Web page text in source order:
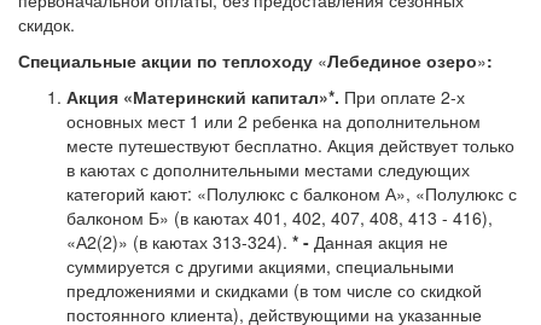
скидок.
Специальные акции по теплоходу «Лебединое озеро»:
Акция «Материнский капитал»*. При оплате 2-х
основных мест 1 или 2 ребенка на дополнительном
месте путешествуют бесплатно. Акция действует только
в каютах с дополнительными местами следующих
категорий кают: «Полулюкс с балконом А», «Полулюкс с
балконом Б» (в каютах 401, 402, 407, 408, 413 - 416),
«А2(2)» (в каютах 313-324). * - Данная акция не
суммируется с другими акциями, специальными
предложениями и скидками (в том числе со скидкой
постоянного клиента), действующими на указанные